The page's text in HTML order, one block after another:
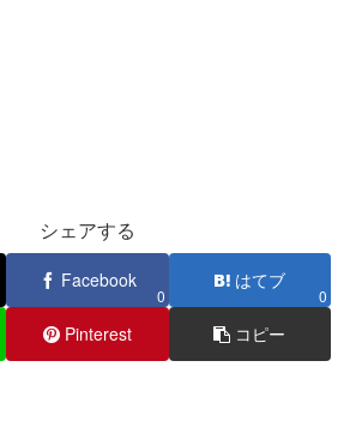
シェアする
Facebook
0
はてブ
0
Pinterest コピー